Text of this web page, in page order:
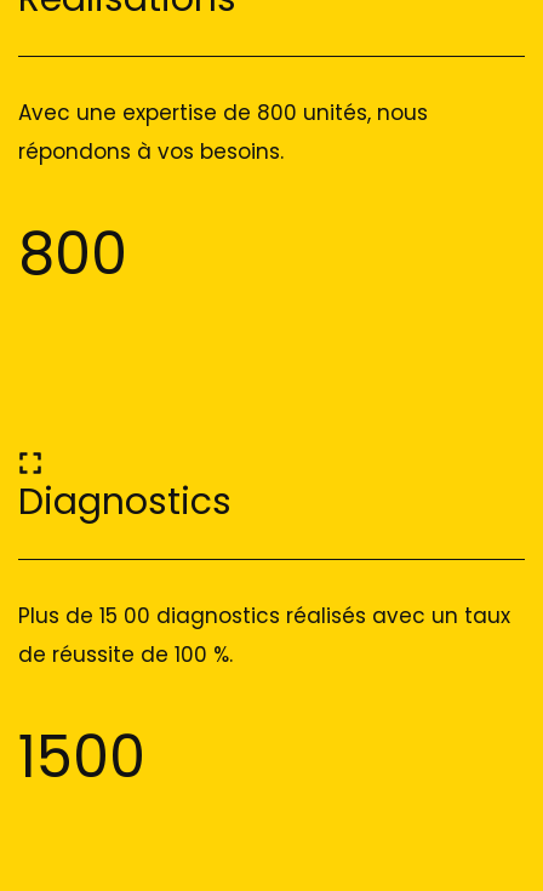
Avec une expertise de 800 unités, nous
répondons à vos besoins.
800
Diagnostics
Plus de 15 00 diagnostics réalisés avec un taux
de réussite de 100 %.
1500